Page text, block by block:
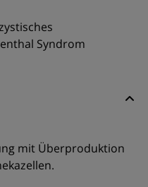
Syndrom
mit Überproduktion